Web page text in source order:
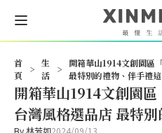
首
頁
>
生
活
>
開箱華山1914文創園區
最特別的禮物、伴手禮
開箱華山1914文創園
台灣風格選品店 最特
By林芳如2024/09/13